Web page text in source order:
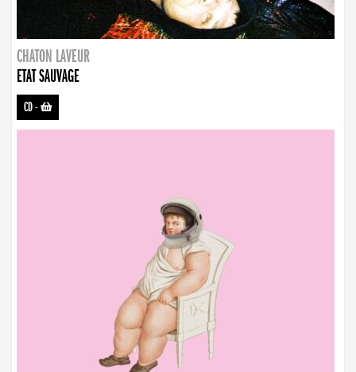
CHATON LAVEUR
ETAT SAUVAGE
CD-